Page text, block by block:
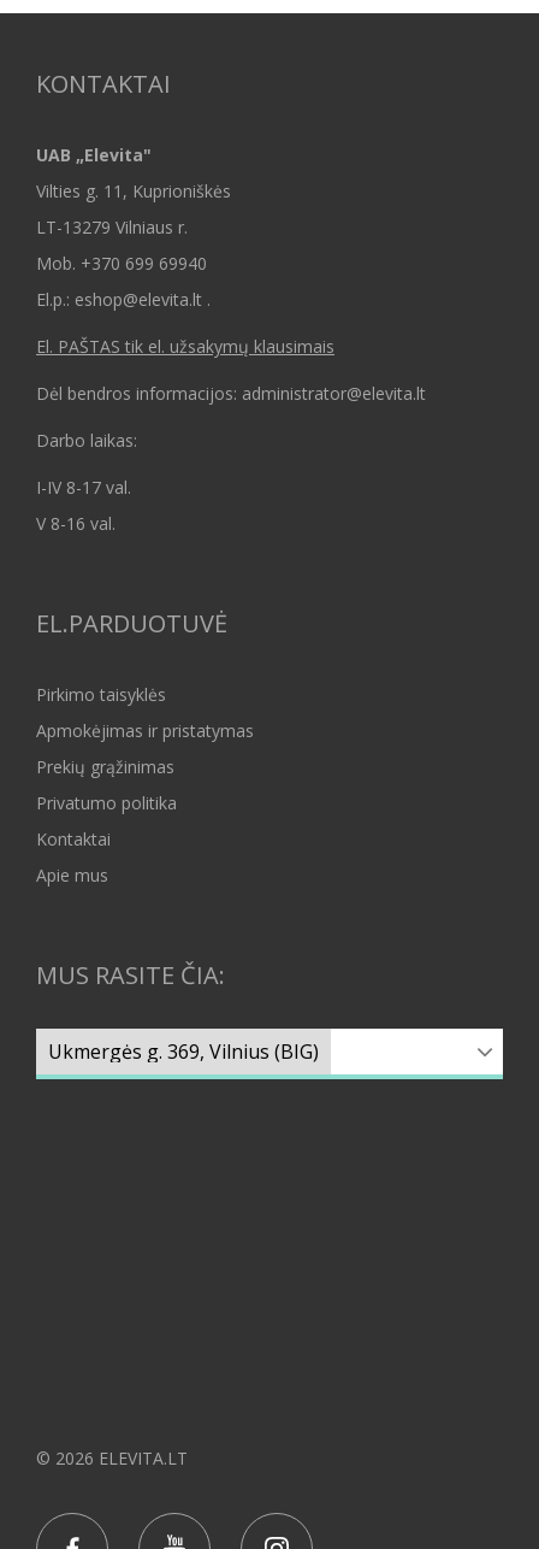
KONTAKTAI
UAB „Elevita"
Vilties g. 11, Kuprioniškės
LT-13279 Vilniaus r.
Mob. +370 699 69940
El.p.: eshop@elevita.lt .
El. PAŠTAS tik el. užsakymų klausimais
Dėl bendros informacijos: administrator@elevita.lt
Darbo laikas:
I-IV 8-17 val.
V 8-16 val.
EL.PARDUOTUVĖ
Pirkimo taisyklės
Apmokėjimas ir pristatymas
Prekių grąžinimas
Privatumo politika
Kontaktai
Apie mus
MUS RASITE ČIA:
© 2026 ELEVITA.LT